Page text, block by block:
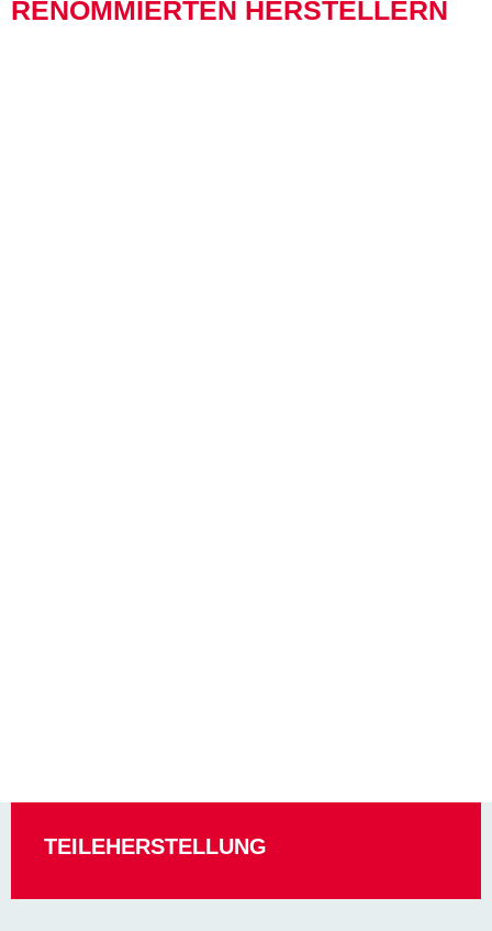
RENOMMIERTEN HERSTELLERN
TEILEHERSTELLUNG